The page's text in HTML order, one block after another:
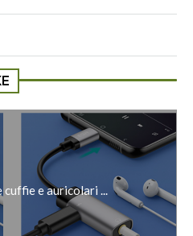
cuffie e auricolari ...